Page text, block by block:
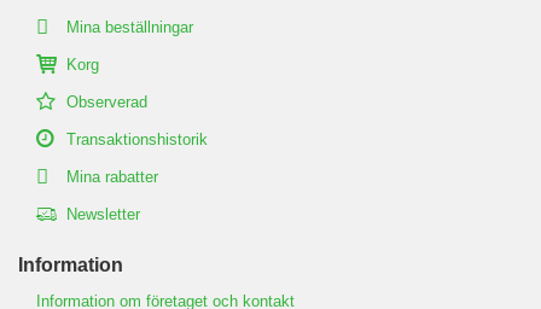
Mina beställningar
Korg
Observerad
Transaktionshistorik
Mina rabatter
Newsletter
Information
Information om företaget och kontakt